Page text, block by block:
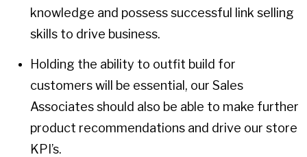
knowledge and possess successful link selling
skills to drive business.
Holding the ability to outfit build for
customers will be essential, our Sales
Associates should also be able to make further
product recommendations and drive our store
KPI’s.